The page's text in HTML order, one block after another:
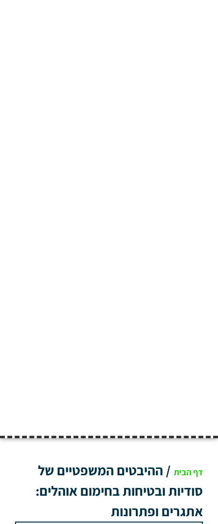
דף הבית / ההיבטים המשפטיים של
סודיות ובטיחות בחימום אוהלים:
אתגרים ופתרונות